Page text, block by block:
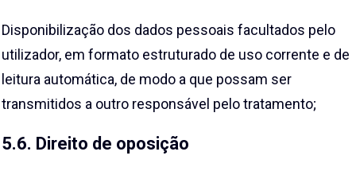
Disponibilização dos dados pessoais facultados pelo
utilizador, em formato estruturado de uso corrente e de
leitura automática, de modo a que possam ser
transmitidos a outro responsável pelo tratamento;
5.6. Direito de oposição